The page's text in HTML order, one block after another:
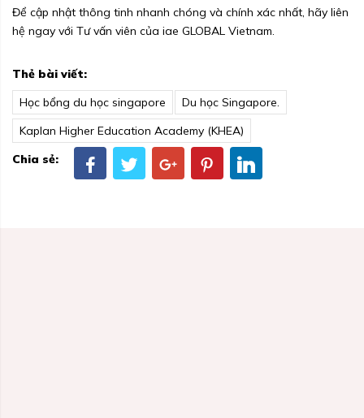
Để cập nhật thông tinh nhanh chóng và chính xác nhất, hãy liên
hệ ngay với Tư vấn viên của iae GLOBAL Vietnam.
Thẻ bài viết:
Học bổng du học singapore
Du học Singapore.
Kaplan Higher Education Academy (KHEA)
Chia sẻ: